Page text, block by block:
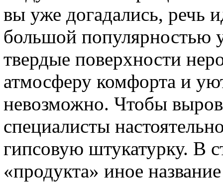
вы уже догадались, речь
большой популярностью
твердые поверхности
атмосферу комфорта и
невозможно. Чтобы
специалисты
гипсовую штукатурку. В
«продукта» иное